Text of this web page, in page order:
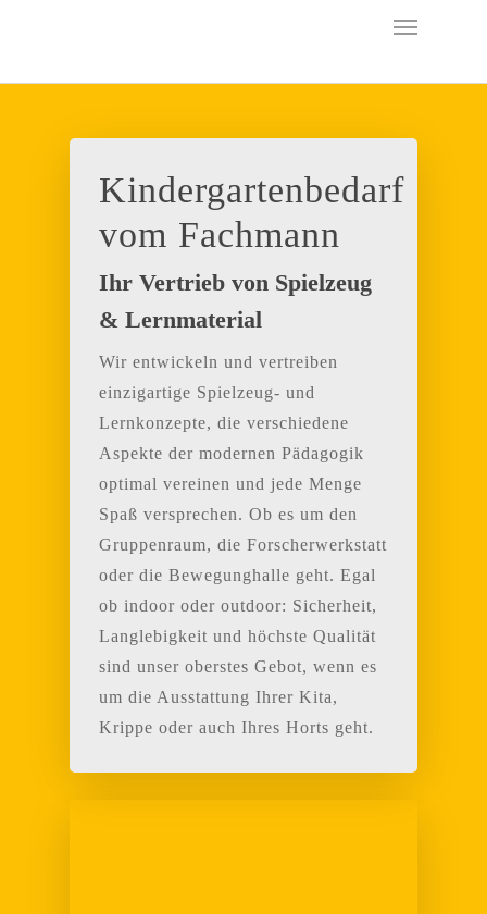
Kindergartenbedarf
vom Fachmann
Ihr Vertrieb von Spielzeug
& Lernmaterial
Wir entwickeln und vertreiben
einzigartige Spielzeug- und
Lernkonzepte, die verschiedene
Aspekte der modernen Pädagogik
optimal vereinen und jede Menge
Spaß versprechen. Ob es um den
Gruppenraum, die Forscherwerkstatt
oder die Bewegunghalle geht. Egal
ob indoor oder outdoor: Sicherheit,
Langlebigkeit und höchste Qualität
sind unser oberstes Gebot, wenn es
um die Ausstattung Ihrer Kita,
Krippe oder auch Ihres Horts geht.